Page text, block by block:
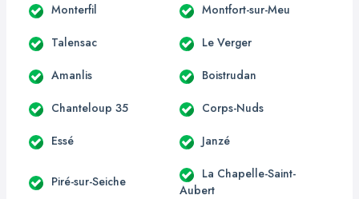
Monterfil Montfort-sur-Meu
Talensac Le Verger
Amanlis Boistrudan
Chanteloup 35 Corps-Nuds
Essé Janzé
Piré-sur-Seiche
La Chapelle-Saint-
Aubert